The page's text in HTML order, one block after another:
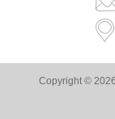
Copyright ©